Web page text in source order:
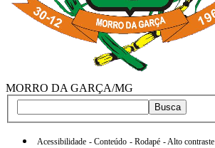
MORRO DA GARÇA/MG
Busca
Acessibilidade - Conteúdo - Rodapé - Alto contraste